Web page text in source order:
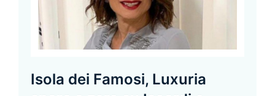
Isola dei Famosi, Luxuria